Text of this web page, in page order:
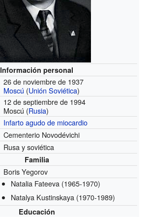
Información personal
26 de noviembre de 1937
Moscú (Unión Soviética)
12 de septiembre de 1994
Moscú (Rusia)
Infarto agudo de miocardio
Cementerio Novodévichi
Rusa y soviética
Familia
Boris Yegorov
Natalia Fateeva (1965-1970)
Natalya Kustinskaya (1970-1989)
Educación